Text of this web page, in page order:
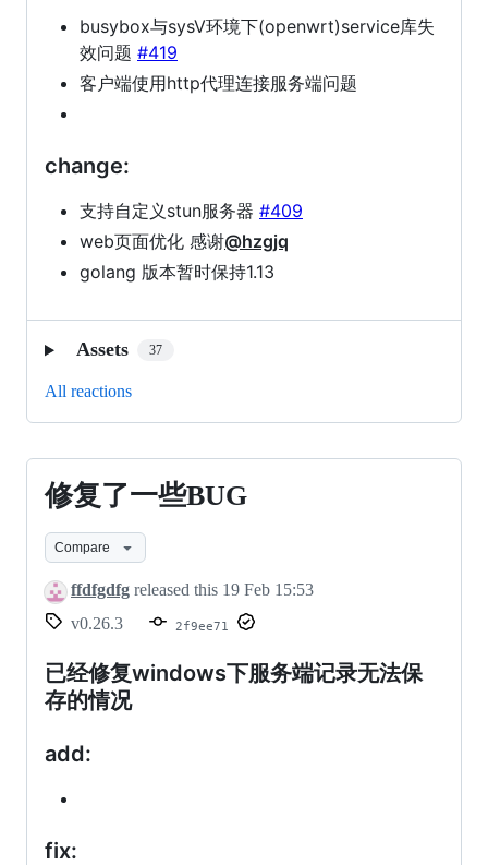
busybox与sysV环境下(openwrt)service库失
效问题 #419
客户端使用http代理连接服务端问题
change:
支持自定义stun服务器 #409
web页面优化 感谢@hzgjq
golang 版本暂时保持1.13
Assets 37
All reactions
修
复
了
一
BUG
修复了一些BUG
Compare
ffdfgdfg released this 19 Feb 15:53
v0.26.3
2f9ee71
已经修复windows下服务端记录无法保
存的情况
add:
fix: